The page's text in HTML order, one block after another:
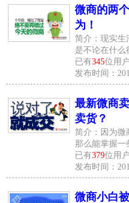
微商的两
为！
简介：现实生
是不论在什么
已有345位用
发布时间：
最新微商
卖货？
简介：因为微
那么能掌握一
已有379位用
发布时间：
微商小白